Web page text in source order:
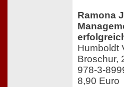
Ramona
Humboldt
Broschur,
978-3-
8,90 Euro